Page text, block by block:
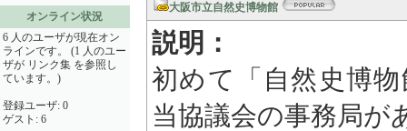
オンライン状況
6 人のユーザが現在オン
ラインです。 (1 人のユー
ザが リンク集 を参照し
ています。)
登録ユーザ: 0
ゲスト: 6
大阪市立自然史博物館
説明：
初めて「自然史博
当協議会の事務局が